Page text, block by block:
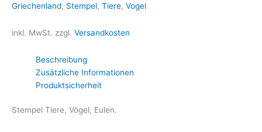
Griechenland, Stempel, Tiere, Vogel
inkl. MwSt. zzgl. Versandkosten
Beschreibung
Zusätzliche Informationen
Produktsicherheit
Stempel Tiere, Vögel, Eulen.